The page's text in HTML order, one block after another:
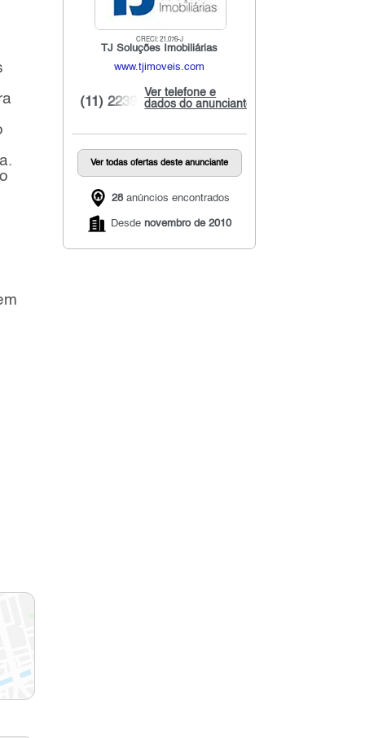
CRECI: 21.076-J
TJ Soluções Imobiliárias
www.tjimoveis.com
Ver telefone e
dados do anunciante
(11) 2239...
Ver todas ofertas deste anunciante
28anúncios encontrados
Desde novembro de 2010